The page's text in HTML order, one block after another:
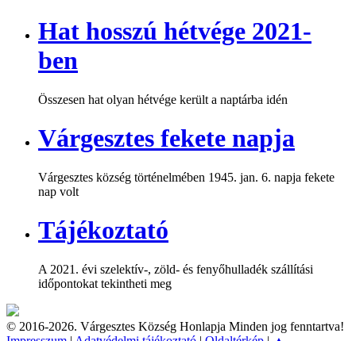
Hat hosszú hétvége 2021-
ben
Összesen hat olyan hétvége került a naptárba idén
Várgesztes fekete napja
Várgesztes község történelmében 1945. jan. 6. napja fekete
nap volt
Tájékoztató
A 2021. évi szelektív-, zöld- és fenyőhulladék szállítási
időpontokat tekintheti meg
© 2016-2026. Várgesztes Község Honlapja Minden jog fenntartva!